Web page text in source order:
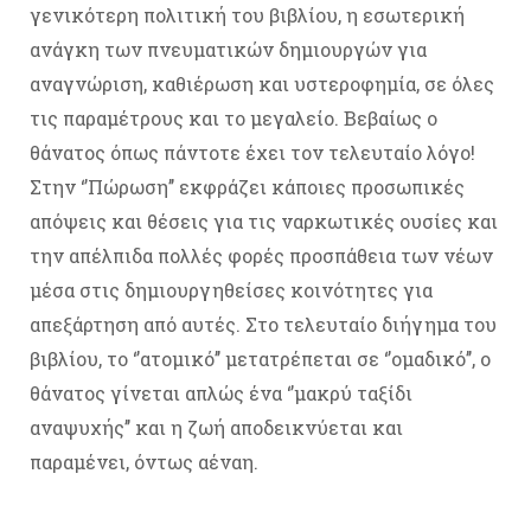
γενικότερη πολιτική του βιβλίου, η εσωτερική
ανάγκη των πνευματικών δημιουργών για
αναγνώριση, καθιέρωση και υστεροφημία, σε όλες
τις παραμέτρους και το μεγαλείο. Βεβαίως ο
θάνατος όπως πάντοτε έχει τον τελευταίο λόγο!
Στην ‘’Πώρωση’’ εκφράζει κάποιες προσωπικές
απόψεις και θέσεις για τις ναρκωτικές ουσίες και
την απέλπιδα πολλές φορές προσπάθεια των νέων
μέσα στις δημιουργηθείσες κοινότητες για
απεξάρτηση από αυτές. Στο τελευταίο διήγημα του
βιβλίου, το ‘’ατομικό’’ μετατρέπεται σε ‘’ομαδικό’’, ο
θάνατος γίνεται απλώς ένα ‘’μακρύ ταξίδι
αναψυχής’’ και η ζωή αποδεικνύεται και
παραμένει, όντως αέναη.